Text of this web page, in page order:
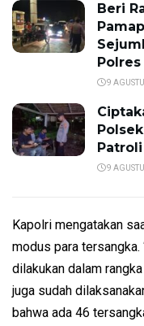
Beri
9
9
Kapolri mengatakan
modus para tersangka.
dilakukan dalam
juga sudah
bahwa ada 46